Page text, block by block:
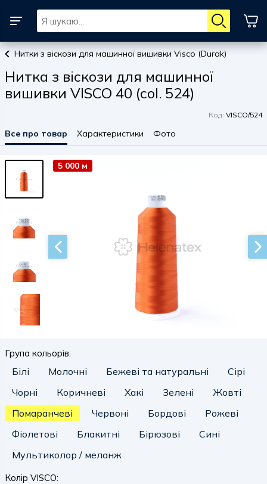
Нитки з віскози для машинної вишивки Visco (Durak)
Нитка з віскози для машинної
вишивки VISCO 40 (col. 524)
Код: VISCO/524
Все про товар Характеристики Фото
5 000 м
5 000 м
5 000 м
5 000 м
Група кольорів:
Білі Молочні Бежеві та натуральні
Сірі
Чорні
Коричневі Хакі Зелені
Жовті
Помаранчеві
Червоні Бордові
Рожеві
Фіолетові
Блакитні Бірюзові
Сині
Мультиколор / меланж
Колір VISCO: